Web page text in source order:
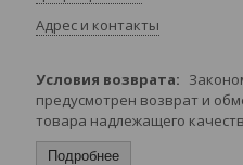
Адрес и контакты
предусмотрен возврат и
товара надлежащего
Подробнее